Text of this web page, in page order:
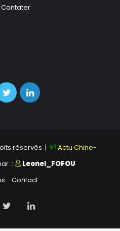
Contater
TwitterLinkedin
réservés |
Actu Chine-
::
Leonel_FOFOU
Contact
TwitterLinkedin